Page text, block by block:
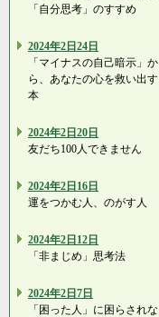
「自分思考」のすすめ
2024年2日24日
「マイナスの自己暗示」か
ら、あなたの心を救い出す
本
2024年2日20日
友だち100人できません
2024年2日16日
運をつかむ人、のがす人
2024年2日12日
「非まじめ」思考法
2024年2日7日
「困った人」に困らされな